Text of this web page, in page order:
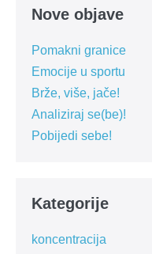
Nove objave
Pomakni granice
Emocije u sportu
Brže, više, jače!
Analiziraj se(be)!
Pobijedi sebe!
Kategorije
koncentracija